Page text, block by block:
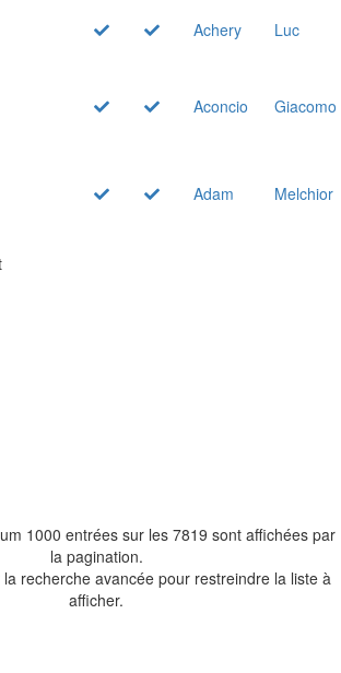
Achery
Luc
Aconcio Giacomo
Adam Melchior
1000 entrées sur les 7819 sont affichées par
la pagination.
recherche avancée pour restreindre la liste à
afficher.